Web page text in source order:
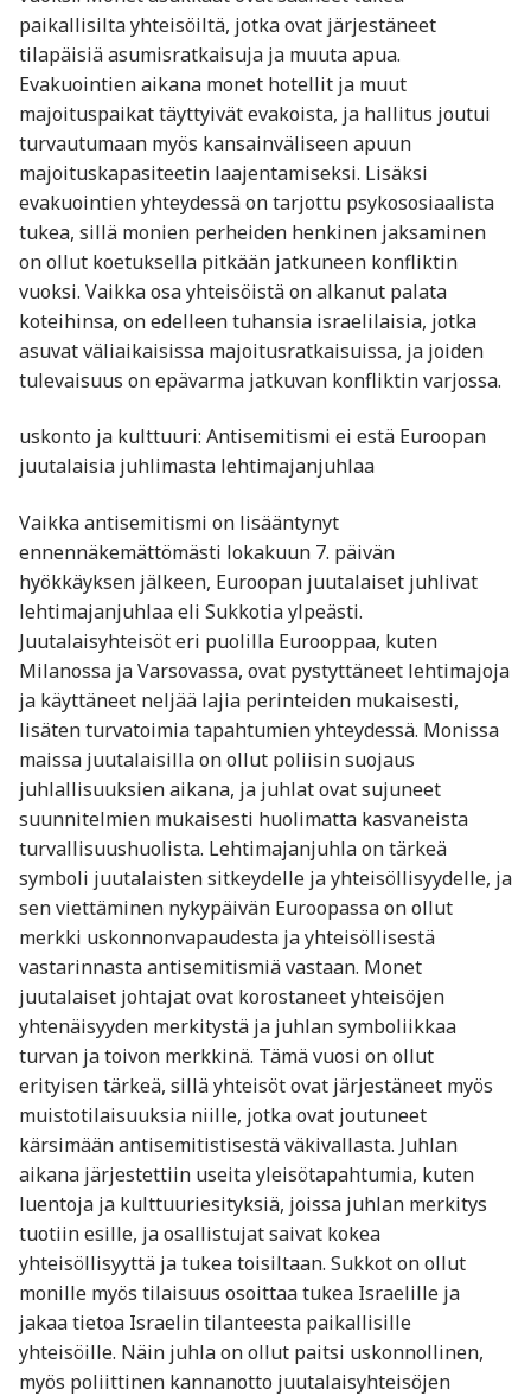
paikallisilta yhteisöiltä, jotka ovat järjestäneet
tilapäisiä asumisratkaisuja ja muuta apua.
Evakuointien aikana monet hotellit ja muut
majoituspaikat täyttyivät evakoista, ja hallitus joutui
turvautumaan myös kansainväliseen apuun
majoituskapasiteetin laajentamiseksi. Lisäksi
evakuointien yhteydessä on tarjottu psykososiaalista
tukea, sillä monien perheiden henkinen jaksaminen
on ollut koetuksella pitkään jatkuneen konfliktin
vuoksi. Vaikka osa yhteisöistä on alkanut palata
koteihinsa, on edelleen tuhansia israelilaisia, jotka
asuvat väliaikaisissa majoitusratkaisuissa, ja joiden
tulevaisuus on epävarma jatkuvan konfliktin varjossa.
uskonto ja kulttuuri: Antisemitismi ei estä Euroopan
juutalaisia juhlimasta lehtimajanjuhlaa
Vaikka antisemitismi on lisääntynyt
ennennäkemättömästi lokakuun 7. päivän
hyökkäyksen jälkeen, Euroopan juutalaiset juhlivat
lehtimajanjuhlaa eli Sukkotia ylpeästi.
Juutalaisyhteisöt eri puolilla Eurooppaa, kuten
Milanossa ja Varsovassa, ovat pystyttäneet lehtimajoja
ja käyttäneet neljää lajia perinteiden mukaisesti,
lisäten turvatoimia tapahtumien yhteydessä. Monissa
maissa juutalaisilla on ollut poliisin suojaus
juhlallisuuksien aikana, ja juhlat ovat sujuneet
suunnitelmien mukaisesti huolimatta kasvaneista
turvallisuushuolista. Lehtimajanjuhla on tärkeä
symboli juutalaisten sitkeydelle ja yhteisöllisyydelle, ja
sen viettäminen nykypäivän Euroopassa on ollut
merkki uskonnonvapaudesta ja yhteisöllisestä
vastarinnasta antisemitismiä vastaan. Monet
juutalaiset johtajat ovat korostaneet yhteisöjen
yhtenäisyyden merkitystä ja juhlan symboliikkaa
turvan ja toivon merkkinä. Tämä vuosi on ollut
erityisen tärkeä, sillä yhteisöt ovat järjestäneet myös
muistotilaisuuksia niille, jotka ovat joutuneet
kärsimään antisemitistisestä väkivallasta. Juhlan
aikana järjestettiin useita yleisötapahtumia, kuten
luentoja ja kulttuuriesityksiä, joissa juhlan merkitys
tuotiin esille, ja osallistujat saivat kokea
yhteisöllisyyttä ja tukea toisiltaan. Sukkot on ollut
monille myös tilaisuus osoittaa tukea Israelille ja
jakaa tietoa Israelin tilanteesta paikallisille
yhteisöille. Näin juhla on ollut paitsi uskonnollinen,
myös poliittinen kannanotto juutalaisyhteisöjen